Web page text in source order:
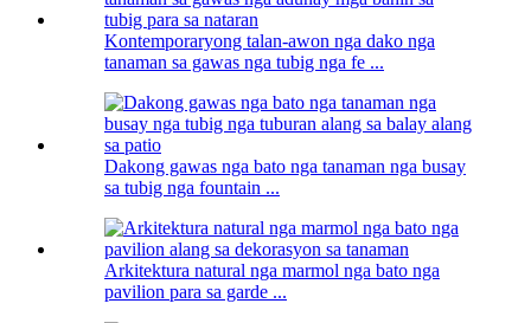
Kontemporaryong talan-awon nga dako nga
tanaman sa gawas nga tubig nga fe ...
Dakong gawas nga bato nga tanaman nga busay
sa tubig nga fountain ...
Arkitektura natural nga marmol nga bato nga
pavilion para sa garde ...